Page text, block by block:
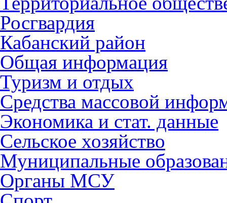
Росгвардия
Кабанский район
Общая информация
Туризм и отдых
Средства массовой
Экономика и стат. данные
Сельское хозяйство
Муниципальные
Органы МСУ